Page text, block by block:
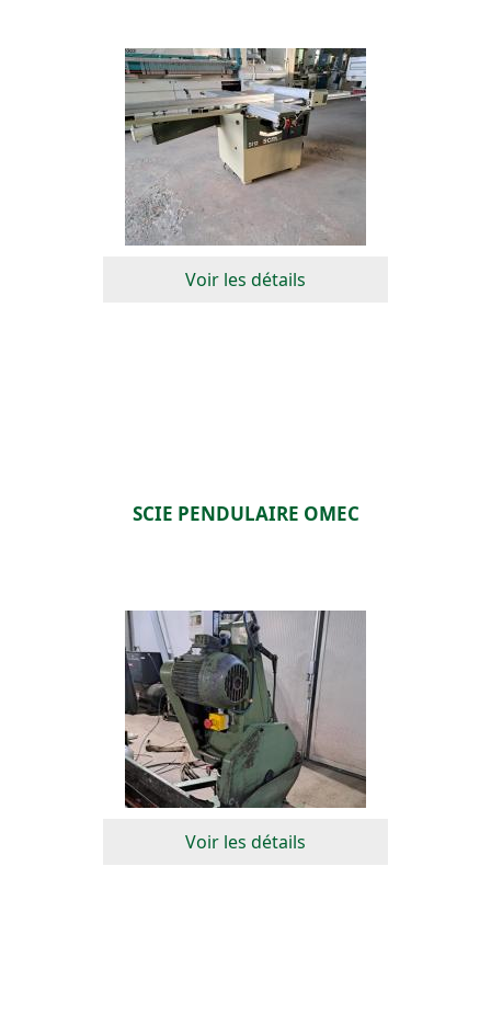
Voir les détails
SCIE PENDULAIRE OMEC
Voir les détails